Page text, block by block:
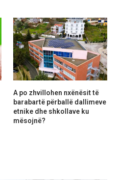
A po zhvillohen nxënësit të
barabartë përballë dallimeve
etnike dhe shkollave ku
mësojnë?